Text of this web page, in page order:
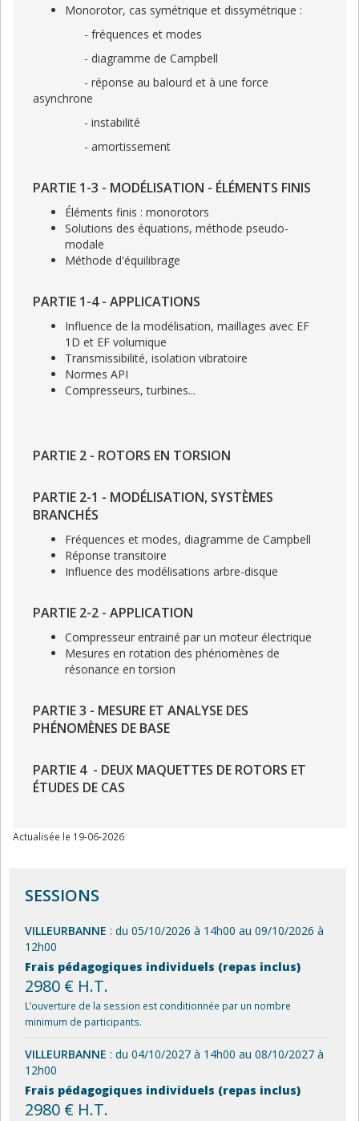
Monorotor, cas symétrique et dissymétrique :
- fréquences et modes
- diagramme de Campbell
- réponse au balourd et à une force
asynchrone
- instabilité
- amortissement
PARTIE 1-3 - MODÉLISATION - ÉLÉMENTS FINIS
Éléments finis : monorotors
Solutions des équations, méthode pseudo-
modale
Méthode d'équilibrage
PARTIE 1-4 - APPLICATIONS
Influence de la modélisation, maillages avec EF
1D et EF volumique
Transmissibilité, isolation vibratoire
Normes API
Compresseurs, turbines...
PARTIE 2 - ROTORS EN TORSION
PARTIE 2-1 - MODÉLISATION, SYSTÈMES
BRANCHÉS
Fréquences et modes, diagramme de Campbell
Réponse transitoire
Influence des modélisations arbre-disque
PARTIE 2-2 - APPLICATION
Compresseur entrainé par un moteur électrique
Mesures en rotation des phénomènes de
résonance en torsion
PARTIE 3 - MESURE ET ANALYSE DES
PHÉNOMÈNES DE BASE
PARTIE 4 - DEUX MAQUETTES DE ROTORS ET
ÉTUDES DE CAS
Actualisée le 19-06-2026
SESSIONS
VILLEURBANNE : du 05/10/2026 à 14h00 au 09/10/2026 à
12h00
Frais pédagogiques individuels (repas inclus)
2980 € H.T.
L’ouverture de la session est conditionnée par un nombre
minimum de participants.
VILLEURBANNE : du 04/10/2027 à 14h00 au 08/10/2027 à
12h00
Frais pédagogiques individuels (repas inclus)
2980 € H.T.